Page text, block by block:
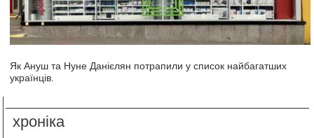
Як Ануш та Нуне Данієлян потрапили у список найбагатших
українців.
хроніка